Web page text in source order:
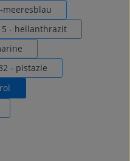
meeresblau
- hellanthrazit
- pistazie
verfügbar.)